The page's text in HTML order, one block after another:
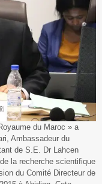
du Maroc » a
Ambassadeur du
de S.E. Dr Lahcen
la recherche scientifique
du Comité Directeur de